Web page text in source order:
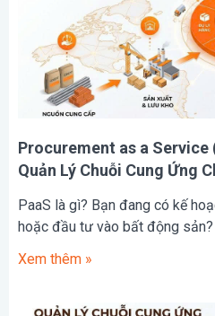
Procurement as a Service
Quản Lý Chuỗi Cung Ứng
PaaS là gì? Bạn đang có kế
hoặc đầu tư vào bất động
Xem thêm »